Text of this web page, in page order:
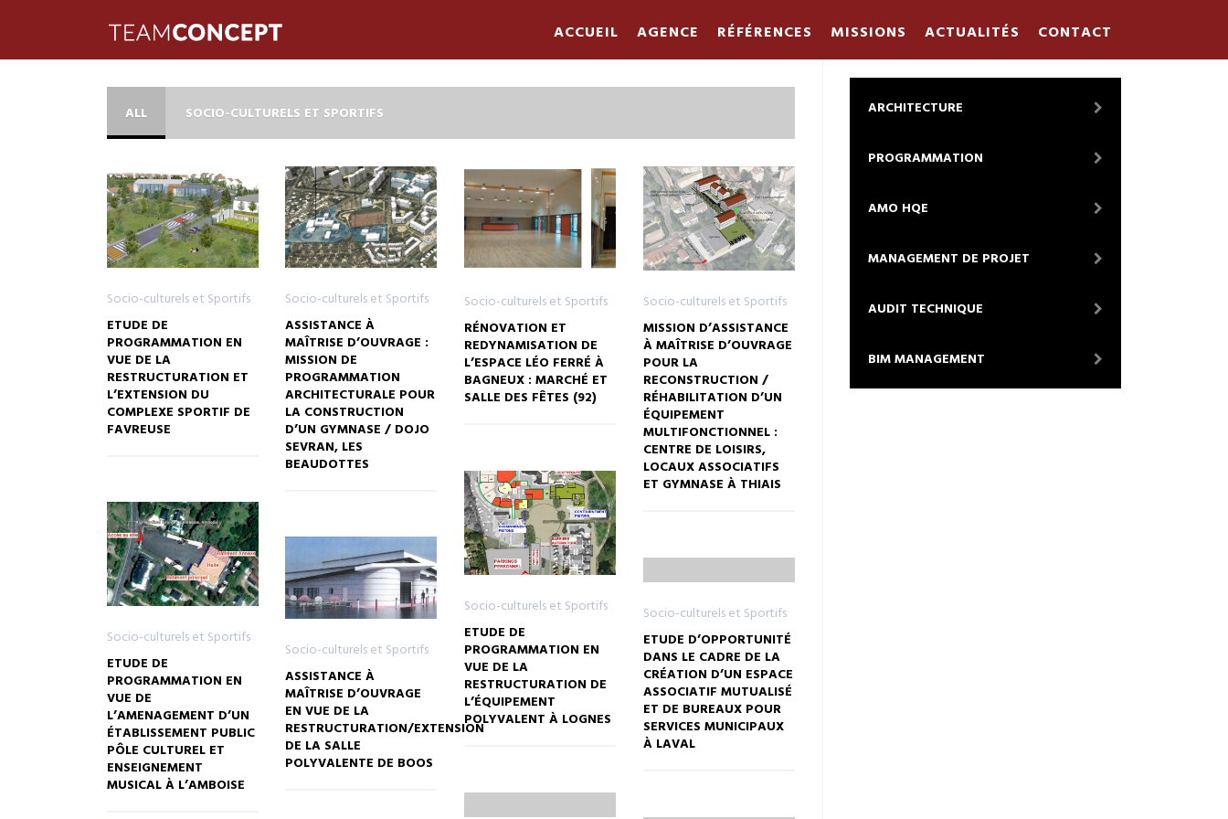
ACCUEIL AGENCE RÉFÉRENCES MISSIONS ACTUALITÉS CONTACT
ALL SOCIO-CULTURELS ET SPORTIFS
Socio-culturels et Sportifs
ETUDE DE
PROGRAMMATION EN
VUE DE LA
RESTRUCTURATION ET
L’EXTENSION DU
COMPLEXE SPORTIF DE
FAVREUSE
Socio-culturels et Sportifs
ASSISTANCE À
MAÎTRISE D’OUVRAGE :
MISSION DE
PROGRAMMATION
ARCHITECTURALE POUR
LA CONSTRUCTION
D’UN GYMNASE / DOJO
SEVRAN, LES
BEAUDOTTES
Socio-culturels et Sportifs
RÉNOVATION ET
REDYNAMISATION DE
L’ESPACE LÉO FERRÉ À
BAGNEUX : MARCHÉ ET
SALLE DES FÊTES (92)
Socio-culturels et Sportifs
MISSION D’ASSISTANCE
À MAÎTRISE D’OUVRAGE
POUR LA
RECONSTRUCTION /
RÉHABILITATION D’UN
ÉQUIPEMENT
MULTIFONCTIONNEL :
CENTRE DE LOISIRS,
LOCAUX ASSOCIATIFS
ET GYMNASE À THIAIS
Socio-culturels et Sportifs
ETUDE DE
PROGRAMMATION EN
VUE DE LA
RESTRUCTURATION DE
L’ÉQUIPEMENT
POLYVALENT À LOGNES
Socio-culturels et Sportifs
ETUDE DE
PROGRAMMATION EN
VUE DE
L’AMENAGEMENT D’UN
ÉTABLISSEMENT PUBLIC
PÔLE CULTUREL ET
ENSEIGNEMENT
MUSICAL À L’AMBOISE
Socio-culturels et Sportifs
ASSISTANCE À
MAÎTRISE D’OUVRAGE
EN VUE DE LA
RESTRUCTURATION/EXTENSION
DE LA SALLE
POLYVALENTE DE BOOS
Socio-culturels et Sportifs
ETUDE D’OPPORTUNITÉ
DANS LE CADRE DE LA
CRÉATION D’UN ESPACE
ASSOCIATIF MUTUALISÉ
ET DE BUREAUX POUR
SERVICES MUNICIPAUX
À LAVAL
ARCHITECTURE
PROGRAMMATION
AMO HQE
MANAGEMENT DE PROJET
AUDIT TECHNIQUE
BIM MANAGEMENT